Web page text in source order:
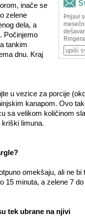
inače se
zelene
dela, a
Počinjemo
tankim
dnu. Kraj
u vezice za porcije
kanapom. Ovo
sa velikom količinom
kriški limuna.
omekšaju, ali ne
15 minuta, a zelene 7
tek ubrane na njivi